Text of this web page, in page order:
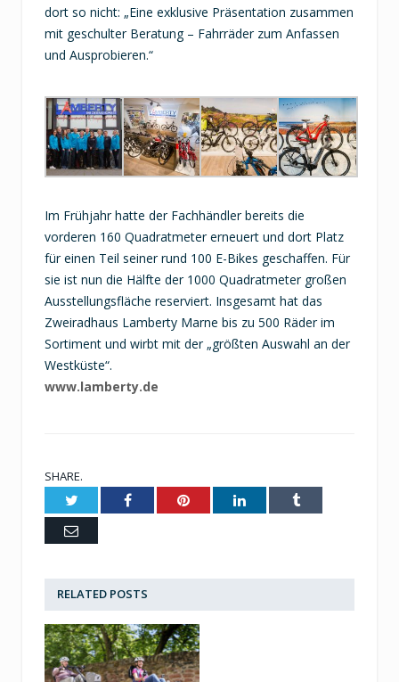
dort so nicht: „Eine exklusive Präsentation zusammen
mit geschulter Beratung – Fahrräder zum Anfassen
und Ausprobieren.“
Im Frühjahr hatte der Fachhändler bereits die
vorderen 160 Quadratmeter erneuert und dort Platz
für einen Teil seiner rund 100 E-Bikes geschaffen. Für
sie ist nun die Hälfte der 1000 Quadratmeter großen
Ausstellungsfläche reserviert. Insgesamt hat das
Zweiradhaus Lamberty Marne bis zu 500 Räder im
Sortiment und wirbt mit der „größten Auswahl an der
Westküste“.
www.lamberty.de
SHARE.
Twitter Facebook Pinterest LinkedIn Tumblr
Email
RELATED POSTS